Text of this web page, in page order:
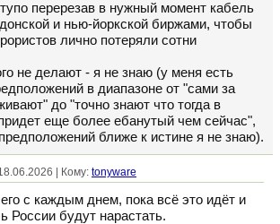
перерезав в нужный момент кабель
и нью-йоркской биржами, чтобы
лично потеряли сотни
не делают - я не знаю (у меня есть
в диапазоне от "сами за
до "точно знают что тогда в
еще более ебанутый чем сейчас",
ближе к истине я не знаю).
| Кому: tonyware
с каждым днем, пока всё это идёт и
России будут нарастать.